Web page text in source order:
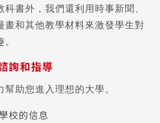
書外，我們還利用時事新聞、
畫和其他教學材料來激發學生對
詢和指導
助您進入理想的大學。
校的信息